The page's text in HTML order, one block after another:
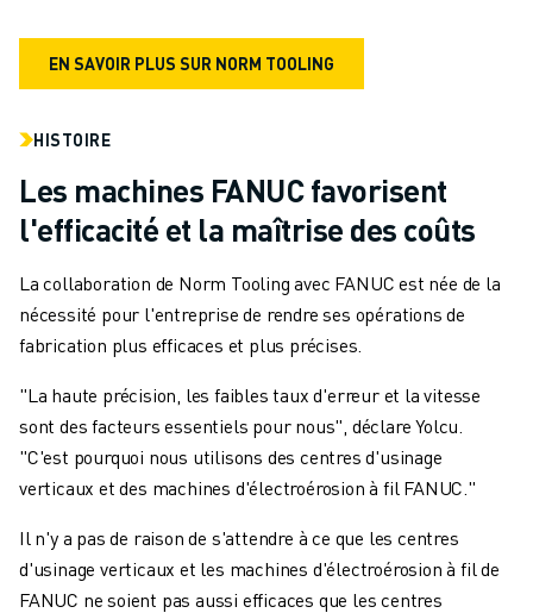
EN SAVOIR PLUS SUR NORM TOOLING
HISTOIRE
Les machines FANUC favorisent
l'efficacité et la maîtrise des coûts
La collaboration de Norm Tooling avec FANUC est née de la
nécessité pour l'entreprise de rendre ses opérations de
fabrication plus efficaces et plus précises.
"La haute précision, les faibles taux d'erreur et la vitesse
sont des facteurs essentiels pour nous", déclare Yolcu.
"C'est pourquoi nous utilisons des centres d'usinage
verticaux et des machines d'électroérosion à fil FANUC."
Il n'y a pas de raison de s'attendre à ce que les centres
d'usinage verticaux et les machines d'électroérosion à fil de
FANUC ne soient pas aussi efficaces que les centres